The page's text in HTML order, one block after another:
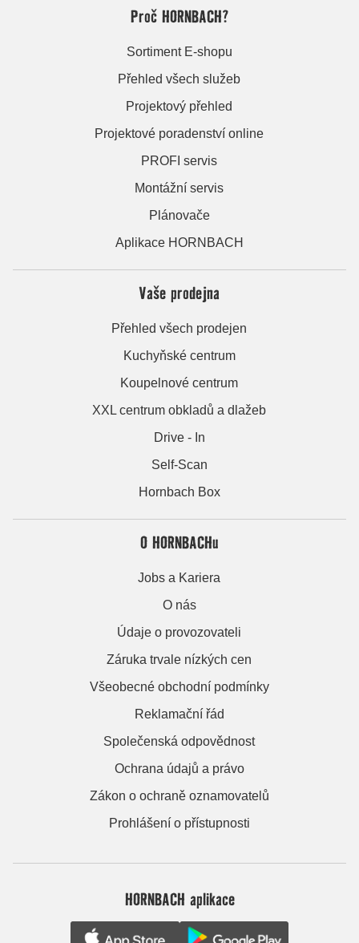
Proč HORNBACH?
Sortiment E-shopu
Přehled všech služeb
Projektový přehled
Projektové poradenství online
PROFI servis
Montážní servis
Plánovače
Aplikace HORNBACH
Vaše prodejna
Přehled všech prodejen
Kuchyňské centrum
Koupelnové centrum
XXL centrum obkladů a dlažeb
Drive - In
Self-Scan
Hornbach Box
O HORNBACHu
Jobs a Kariera
O nás
Údaje o provozovateli
Záruka trvale nízkých cen
Všeobecné obchodní podmínky
Reklamační řád
Společenská odpovědnost
Ochrana údajů a právo
Zákon o ochraně oznamovatelů
Prohlášení o přístupnosti
HORNBACH aplikace